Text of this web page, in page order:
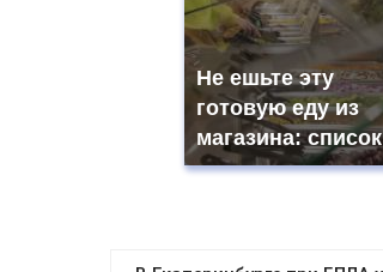
Не ешьте эту
готовую еду из
магазина: список